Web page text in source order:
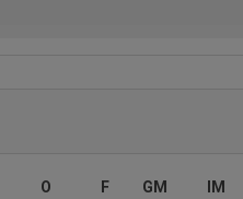
O F GM IM